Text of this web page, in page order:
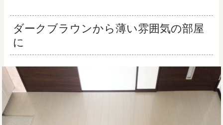
ダークブラウンから薄い雰囲気の部屋
に